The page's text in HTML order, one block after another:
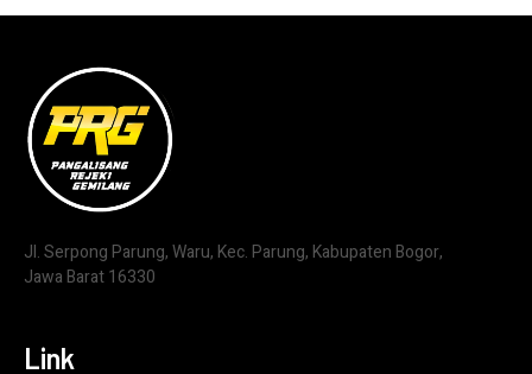
Jl. Serpong Parung, Waru, Kec. Parung, Kabupaten Bogor,
Jawa Barat 16330
Link